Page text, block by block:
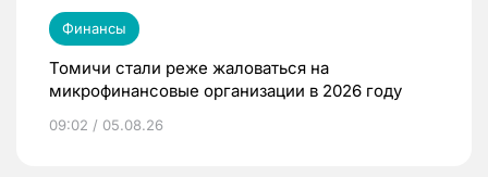
Финансы
Томичи стали реже жаловаться на
микрофинансовые организации в 2026 году
09:02 / 05.08.26